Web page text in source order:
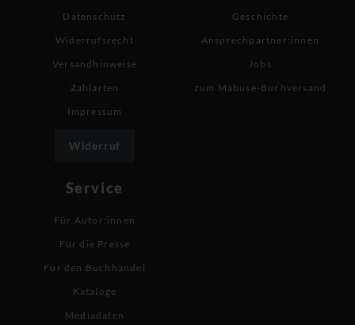
Datenschutz
Widerrufsrecht
Versandhinweise
Zahlarten
Impressum
Widerruf
Geschichte
Ansprechpartner:innen
Jobs
zum Mabuse-Buchversand
Service
Für Autor:innen
Für die Presse
Für den Buchhandel
Kataloge
Mediadaten